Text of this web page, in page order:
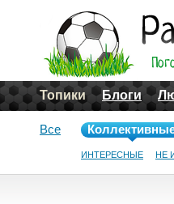
Топики Блоги
Все
ИНТЕРЕСНЫЕ НЕ